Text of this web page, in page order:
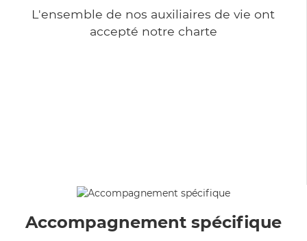
L'ensemble de nos auxiliaires de vie ont
accepté notre charte
Accompagnement spécifique